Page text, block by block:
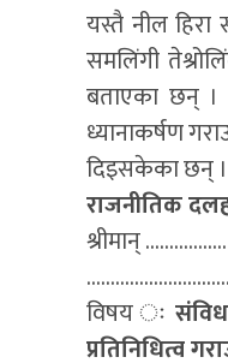
यस्तै नील
समलिंगी
बताएका छन् ।
ध्यानाकर्षण
दिइसकेका छन् ।
राजनीतिक
श्रीमान्
विषय ः
प्रतिनिधित्व